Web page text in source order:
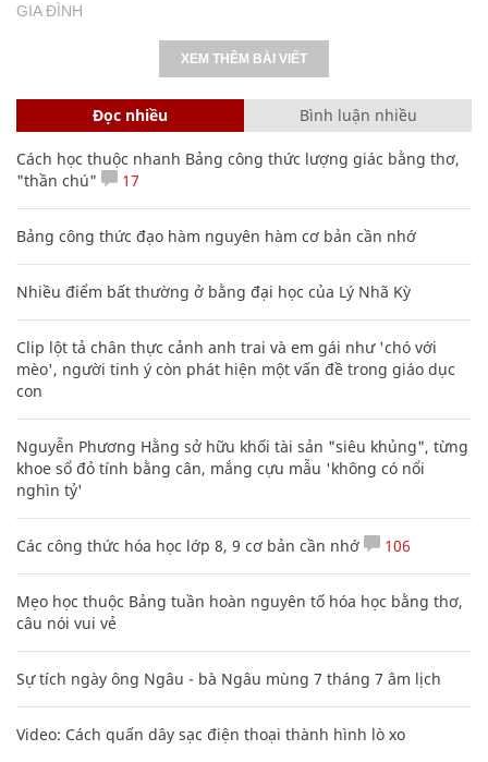
GIA ĐÌNH
XEM THÊM BÀI VIẾT
Đọc nhiều Bình luận nhiều
Cách học thuộc nhanh Bảng công thức lượng giác bằng thơ,
"thần chú"
17
Bảng công thức đạo hàm nguyên hàm cơ bản cần nhớ
Nhiều điểm bất thường ở bằng đại học của Lý Nhã Kỳ
Clip lột tả chân thực cảnh anh trai và em gái như 'chó với
mèo', người tinh ý còn phát hiện một vấn đề trong giáo dục
con
Nguyễn Phương Hằng sở hữu khối tài sản "siêu khủng", từng
khoe sổ đỏ tính bằng cân, mắng cựu mẫu 'không có nổi
nghìn tỷ'
Các công thức hóa học lớp 8, 9 cơ bản cần nhớ 106
Mẹo học thuộc Bảng tuần hoàn nguyên tố hóa học bằng thơ,
câu nói vui vẻ
Sự tích ngày ông Ngâu - bà Ngâu mùng 7 tháng 7 âm lịch
Video: Cách quấn dây sạc điện thoại thành hình lò xo